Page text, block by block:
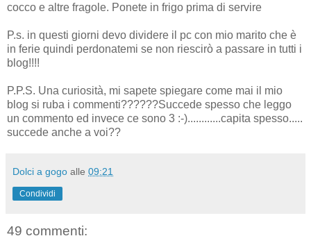
cocco e altre fragole. Ponete in frigo prima di servire
P.s. in questi giorni devo dividere il pc con mio marito che è
in ferie quindi perdonatemi se non riescirò a passare in tutti i
blog!!!!
P.P.S. Una curiosità, mi sapete spiegare come mai il mio
blog si ruba i commenti??????Succede spesso che leggo
un commento ed invece ce sono 3 :-)............capita spesso.....
succede anche a voi??
Dolci a gogo alle 09:21
Condividi
49 commenti: